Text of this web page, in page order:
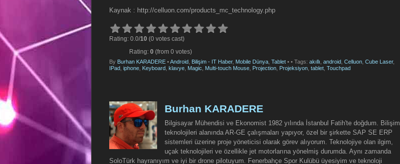
Kaynak : http://celluon.com/products_mc_technology.php
Rating: 0.0/10 (0 votes cast)
Rating: 0 (from 0 votes)
By Burhan KARADERE •Android Bilişim - IT Haber, Mobile Dünya Tablet • • Tags: akıllı android Celluon Cube Laser,
IPad iphone Keyboard klavye Magic Multi-touch Mouse Projection Projeksiyon tablet Touchpad
Burhan KARADERE
Bilgisayar Mühendisi ve Ekonomist 1982 yılında İstanbul Fatih'te doğdum. Bilişim
teknolojileri alanında AR-GE çalışmaları yapıyor, özel bir şirkette SAP SE ERP
sistemleri üzerine proje yöneticisi olarak görev alıyorum. Teknolojiye olan ilgim,
uçak teknolojileri ve özellikle jet motorlarına yönelmiş durumda. Aynı zamanda
SoloTürk hayranıyım ve iyi bir drone pilotuyum. Fenerbahçe Spor Kulübü üyesiyim ve teknoloji